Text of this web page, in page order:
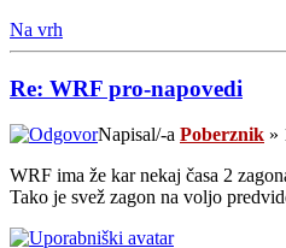
Na vrh
Re: WRF pro-napovedi
Napisal/-a Poberznik »
WRF ima že kar nekaj časa 2
Tako je svež zagon na voljo